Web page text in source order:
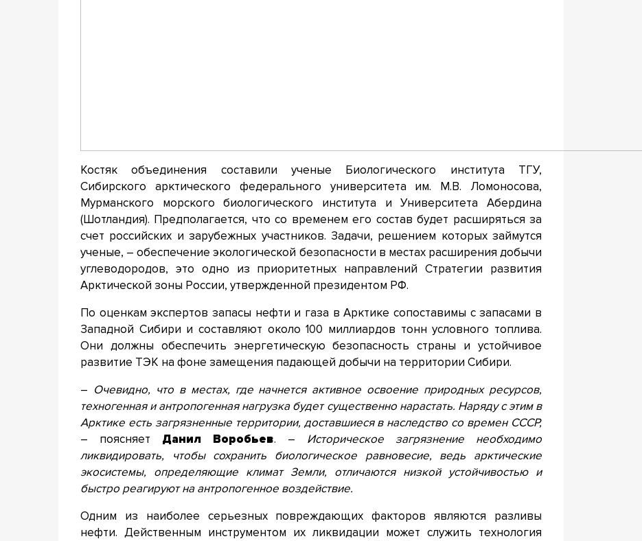
Костяк объединения составили ученые Биологического института ТГУ,
Сибирского арктического федерального университета им. М.В. Ломоносова,
Мурманского морского биологического института и Университета Абердина
(Шотландия). Предполагается, что со временем его состав будет расширяться за
счет российских и зарубежных участников. Задачи, решением которых займутся
ученые, – обеспечение экологической безопасности в местах расширения добычи
углеводородов, это одно из приоритетных направлений Стратегии развития
Арктической зоны России, утвержденной президентом РФ.
По оценкам экспертов запасы нефти и газа в Арктике сопоставимы с запасами в
Западной Сибири и составляют около 100 миллиардов тонн условного топлива.
Они должны обеспечить энергетическую безопасность страны и устойчивое
развитие ТЭК на фоне замещения падающей добычи на территории Сибири.
– Очевидно, что в местах, где начнется активное освоение природных ресурсов,
техногенная и антропогенная нагрузка будет существенно нарастать. Наряду с этим в
Арктике есть загрязненные территории, доставшиеся в наследство со времен СССР,
– поясняет Данил Воробьев. – Историческое загрязнение необходимо
ликвидировать, чтобы сохранить биологическое равновесие, ведь арктические
экосистемы, определяющие климат Земли, отличаются низкой устойчивостью и
быстро реагируют на антропогенное воздействие.
Одним из наиболее серьезных повреждающих факторов являются разливы
нефти. Действенным инструментом их ликвидации может служить технология